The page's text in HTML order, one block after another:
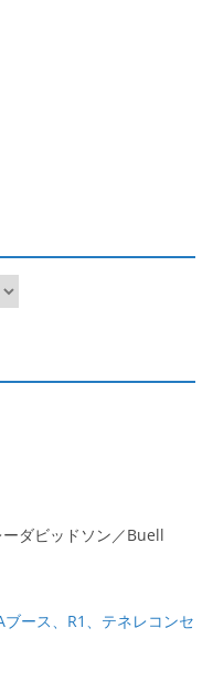
ダビッドソン／Buell
ース、R1、テネレコンセ